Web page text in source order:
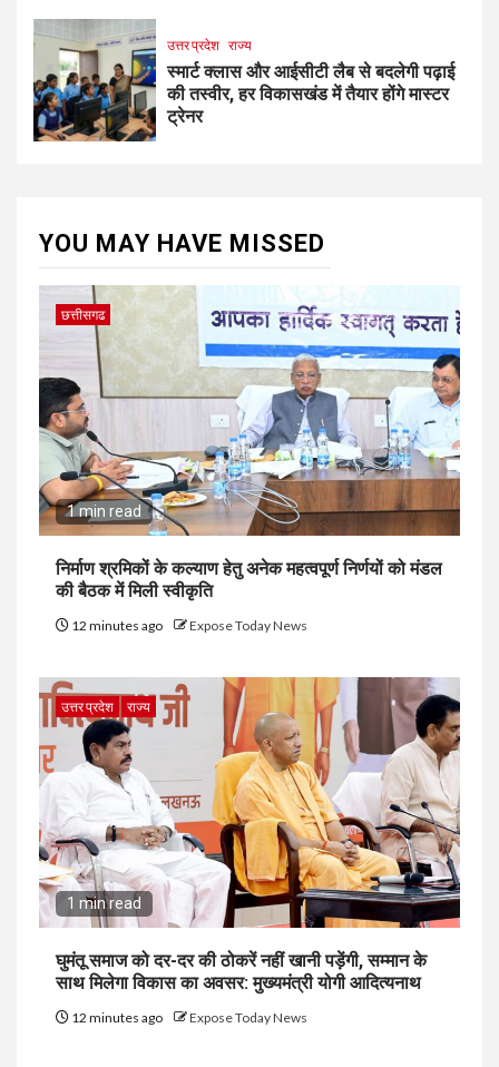
उत्तर प्रदेश राज्य
स्मार्ट क्लास और आईसीटी लैब से बदलेगी पढ़ाई
की तस्वीर, हर विकासखंड में तैयार होंगे मास्टर
ट्रेनर
YOU MAY HAVE MISSED
छत्तीसगढ
1 min read
निर्माण श्रमिकों के कल्याण हेतु अनेक महत्वपूर्ण निर्णयों को मंडल
की बैठक में मिली स्वीकृति
12 minutes ago Expose Today News
उत्तर प्रदेश राज्य
1 min read
घुमंतू समाज को दर-दर की ठोकरें नहीं खानी पड़ेंगी, सम्मान के
साथ मिलेगा विकास का अवसर: मुख्यमंत्री योगी आदित्यनाथ
12 minutes ago Expose Today News